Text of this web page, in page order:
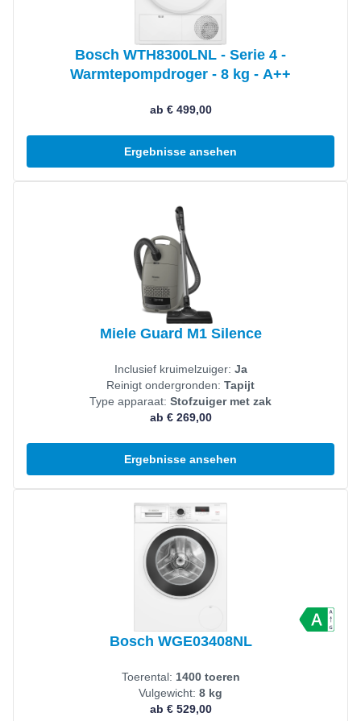
Bosch WTH8300LNL - Serie 4 -
Warmtepompdroger - 8 kg - A++
ab € 499,00
Ergebnisse ansehen
Miele Guard M1 Silence
Inclusief kruimelzuiger: Ja
Reinigt ondergronden: Tapijt
Type apparaat: Stofzuiger met zak
ab € 269,00
Ergebnisse ansehen
Bosch WGE03408NL
Toerental: 1400 toeren
Vulgewicht: 8 kg
ab € 529,00